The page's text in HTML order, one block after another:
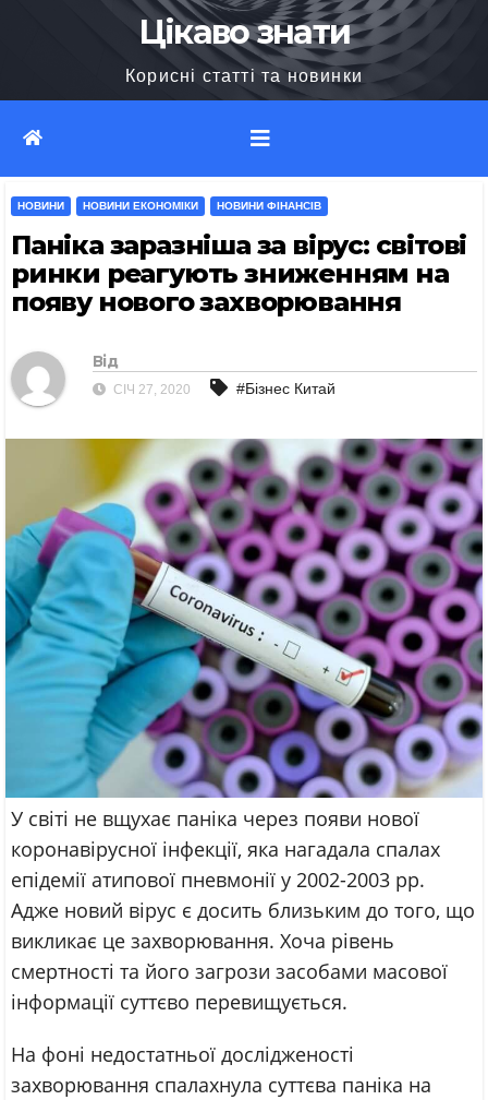
Цікаво знати
Корисні статті та новинки
НОВИНИ НОВИНИ ЕКОНОМІКИ НОВИНИ ФІНАНСІВ
Паніка заразніша за вірус: світові
ринки реагують зниженням на
появу нового захворювання
Від
СІЧ 27, 2020 #Бізнес Китай
У світі не вщухає паніка через появи нової
коронавірусної інфекції, яка нагадала спалах
епідемії атипової пневмонії у 2002-2003 рр.
Адже новий вірус є досить близьким до того, що
викликає це захворювання. Хоча рівень
смертності та його загрози засобами масової
інформації суттєво перевищується.
На фоні недостатньої дослідженості
захворювання спалахнула суттєва паніка на